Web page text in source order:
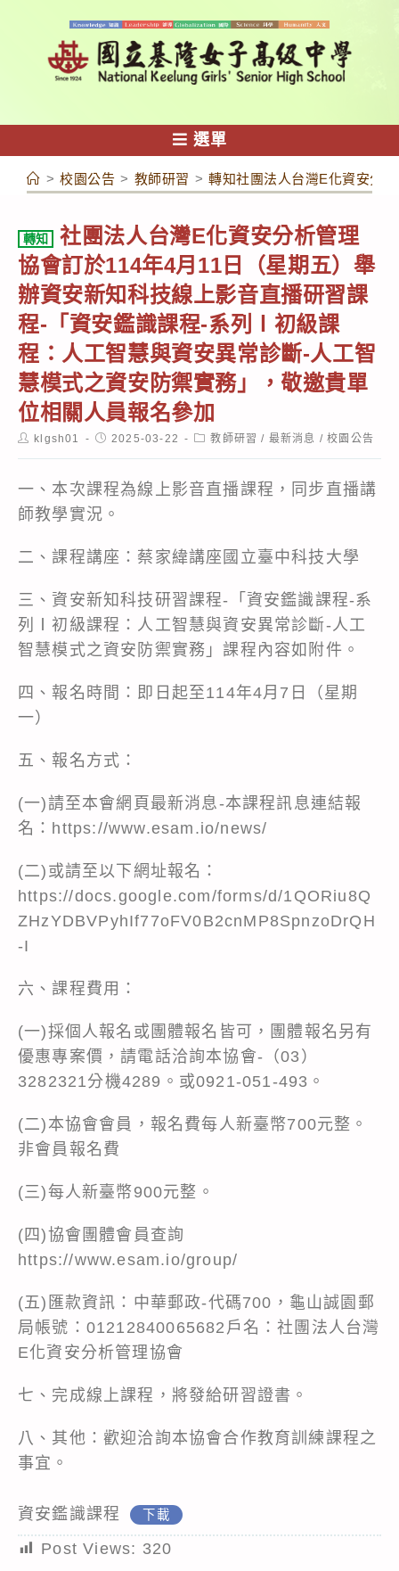
容
選單
> 校園公告 > 教師研習 > 轉知社團法人台灣E化資安分
轉知
社團法人台灣E化資安分析管理
協會訂於114年4月11日（星期五）舉
辦資安新知科技線上影音直播研習課
程-「資安鑑識課程-系列Ⅰ初級課
程：人工智慧與資安異常診斷-人工智
慧模式之資安防禦實務」，敬邀貴單
位相關人員報名參加
Postklgsh01
Post2025-03-22
Post教師研習 / 最新消息 / 校園公告
一、本次課程為線上影音直播課程，同步直播講
師教學實況。
二、課程講座：蔡家緯講座國立臺中科技大學
三、資安新知科技研習課程-「資安鑑識課程-系
列Ⅰ初級課程：人工智慧與資安異常診斷-人工
智慧模式之資安防禦實務」課程內容如附件。
四、報名時間：即日起至114年4月7日（星期
一）
五、報名方式：
(一)請至本會網頁最新消息-本課程訊息連結報
名：https://www.esam.io/news/
(二)或請至以下網址報名：
https://docs.google.com/forms/d/1QORiu8Q
ZHzYDBVPyhIf77oFV0B2cnMP8SpnzoDrQH
-I
六、課程費用：
(一)採個人報名或團體報名皆可，團體報名另有
優惠專案價，請電話洽詢本協會-（03）
3282321分機4289。或0921-051-493。
(二)本協會會員，報名費每人新臺幣700元整。
非會員報名費
(三)每人新臺幣900元整。
(四)協會團體會員查詢
https://www.esam.io/group/
(五)匯款資訊：中華郵政-代碼700，龜山誠園郵
局帳號：01212840065682戶名：社團法人台灣
E化資安分析管理協會
七、完成線上課程，將發給研習證書。
八、其他：歡迎洽詢本協會合作教育訓練課程之
事宜。
資安鑑識課程 下載
Post Views: 320